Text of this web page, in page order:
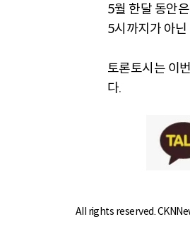
5월 한달 동안
5시까지가 아
토론토시는 이
다.
All rights reserved.